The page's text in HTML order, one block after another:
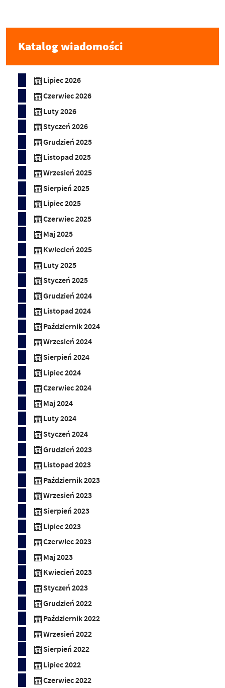
Katalog wiadomości
Lipiec 2026
Czerwiec 2026
Luty 2026
Styczeń 2026
Grudzień 2025
Listopad 2025
Wrzesień 2025
Sierpień 2025
Lipiec 2025
Czerwiec 2025
Maj 2025
Kwiecień 2025
Luty 2025
Styczeń 2025
Grudzień 2024
Listopad 2024
Październik 2024
Wrzesień 2024
Sierpień 2024
Lipiec 2024
Czerwiec 2024
Maj 2024
Luty 2024
Styczeń 2024
Grudzień 2023
Listopad 2023
Październik 2023
Wrzesień 2023
Sierpień 2023
Lipiec 2023
Czerwiec 2023
Maj 2023
Kwiecień 2023
Styczeń 2023
Grudzień 2022
Październik 2022
Wrzesień 2022
Sierpień 2022
Lipiec 2022
Czerwiec 2022